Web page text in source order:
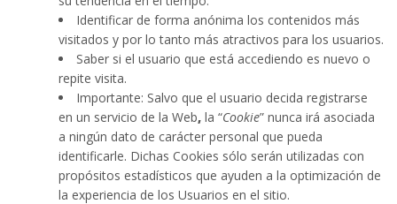
Identificar de forma anónima los contenidos más
visitados y por lo tanto más atractivos para los usuarios.
Saber si el usuario que está accediendo es nuevo o
repite visita.
Importante: Salvo que el usuario decida registrarse
en un servicio de la Web, la “Cookie” nunca irá asociada
a ningún dato de carácter personal que pueda
identificarle. Dichas Cookies sólo serán utilizadas con
propósitos estadísticos que ayuden a la optimización de
la experiencia de los Usuarios en el sitio.